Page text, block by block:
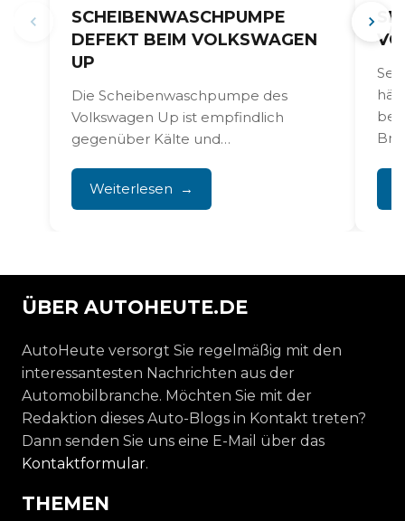
SCHEIBENWASCHPUMPE
DEFEKT BEIM VOLKSWAGEN
UP
Die Scheibenwaschpumpe des
Volkswagen Up ist empfindlich
gegenüber Kälte und
die Pumpe regelmäßig ausfällt oder
ganz aufhört zu...
Weiterlesen
ÜBER AUTOHEUTE.DE
AutoHeute versorgt Sie regelmäßig mit den
interessantesten Nachrichten aus der
Automobilbranche. Möchten Sie mit der
Redaktion dieses Auto-Blogs in Kontakt treten?
Dann senden Sie uns eine E-Mail über das
Kontaktformular.
THEMEN